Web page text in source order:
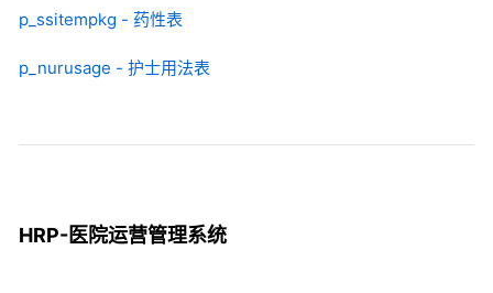
p_ssitempkg - 药性表
p_nurusage - 护士用法表
HRP-医院运营管理系统